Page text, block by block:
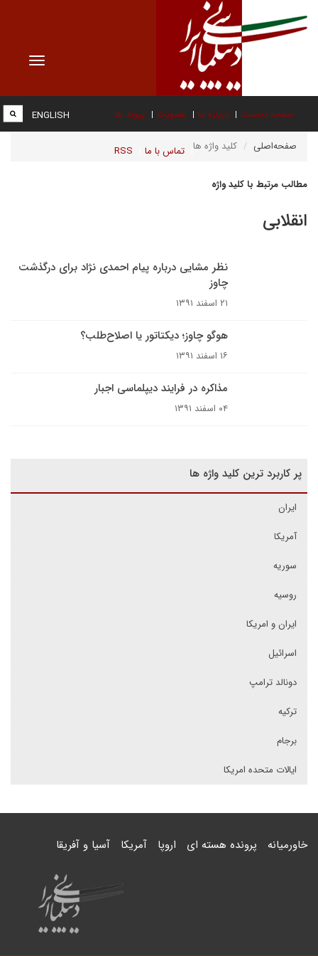
Toggle
صفحه نخست درباره ما عضویت پیوند ها
تماس با ما RSS
ENGLISH
صفحه‌اصلی کلید واژه ها
مطالب مرتبط با کلید واژه
انقلابی
نظر مشایی درباره پیام احمدی نژاد برای درگذشت
چاوز
۲۱ اسفند ۱۳۹۱
هوگو چاوز؛ دیکتاتور یا اصلاح‌طلب؟
۱۶ اسفند ۱۳۹۱
مذاکره در فرایند دیپلماسی اجبار
۰۴ اسفند ۱۳۹۱
پر کاربرد ترین کلید واژه ها
ایران
آمریکا
سوریه
روسیه
ایران و امریکا
اسرائیل
دونالد ترامپ
ترکیه
برجام
ایالات متحده امریکا
خاورمیانه پرونده هسته ای اروپا آمریکا آسیا و آفریقا